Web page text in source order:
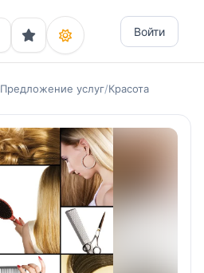
Войти
Предложение услуг/Красота